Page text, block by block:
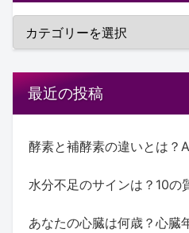
最近の投稿
酵素と補酵素の違いとは？
水分不足のサインは？10の
あなたの心臓は何歳？心臓